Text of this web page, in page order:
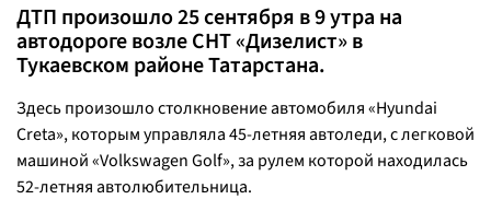
ДТП произошло 25 сентября в 9 утра на
автодороге возле СНТ «Дизелист» в
Тукаевском районе Татарстана.
Здесь произошло столкновение автомобиля «Hyundai
Creta», которым управляла 45-летняя автоледи, с легковой
машиной «Volkswagen Golf», за рулем которой находилась
52-летняя автолюбительница.